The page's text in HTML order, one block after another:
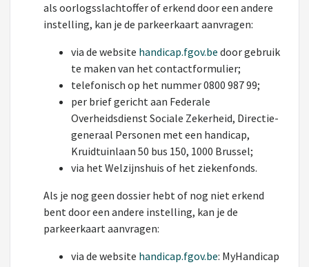
als oorlogsslachtoffer of erkend door een andere
instelling, kan je de parkeerkaart aanvragen:
via de website handicap.fgov.be door gebruik
te maken van het contactformulier;
telefonisch op het nummer 0800 987 99;
per brief gericht aan Federale
Overheidsdienst Sociale Zekerheid, Directie-
generaal Personen met een handicap,
Kruidtuinlaan 50 bus 150, 1000 Brussel;
via het Welzijnshuis of het ziekenfonds.
Als je nog geen dossier hebt of nog niet erkend
bent door een andere instelling, kan je de
parkeerkaart aanvragen:
via de website handicap.fgov.be: MyHandicap